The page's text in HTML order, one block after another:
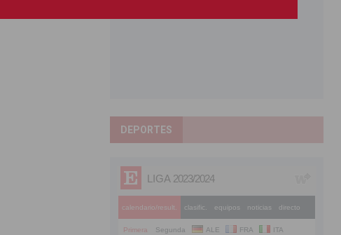
DEPORTES